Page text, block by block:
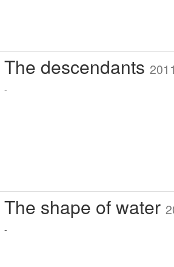
The descendants 2011
-
The shape of water
-